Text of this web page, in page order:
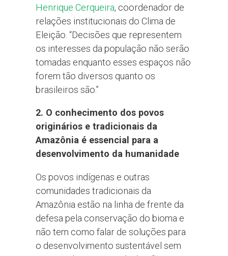
Henrique Cerqueira, coordenador de
relações institucionais do Clima de
Eleição. “Decisões que representem
os interesses da população não serão
tomadas enquanto esses espaços não
forem tão diversos quanto os
brasileiros são.”
2. O conhecimento dos povos
originários e tradicionais da
Amazônia é essencial para a
desenvolvimento da humanidade
Os povos indígenas e outras
comunidades tradicionais da
Amazônia estão na linha de frente da
defesa pela conservação do bioma e
não tem como falar de soluções para
o desenvolvimento sustentável sem